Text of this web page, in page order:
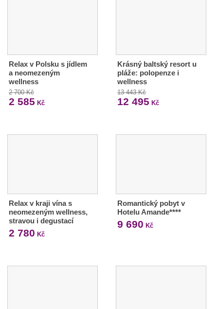
Relax v Polsku s jídlem
a neomezeným
wellness
2 700 Kč
2 585 Kč
Krásný baltský resort u
pláže: polopenze i
wellness
13 443 Kč
12 495 Kč
Relax v kraji vína s
neomezeným wellness,
stravou i degustací
2 780 Kč
Romantický pobyt v
Hotelu Amande****
9 690 Kč